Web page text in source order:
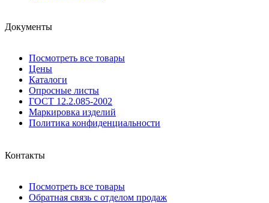
Документы
Посмотреть все товары
Цены
Каталоги
Опросные листы
ГОСТ 12.2.085-2002
Маркировка изделий
Политика конфиденциальности
Контакты
Посмотреть все товары
Обратная связь с отделом продаж